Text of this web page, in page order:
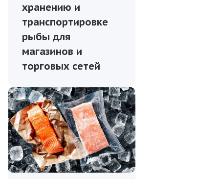
хранению и
транспортировке
рыбы для
магазинов и
торговых сетей